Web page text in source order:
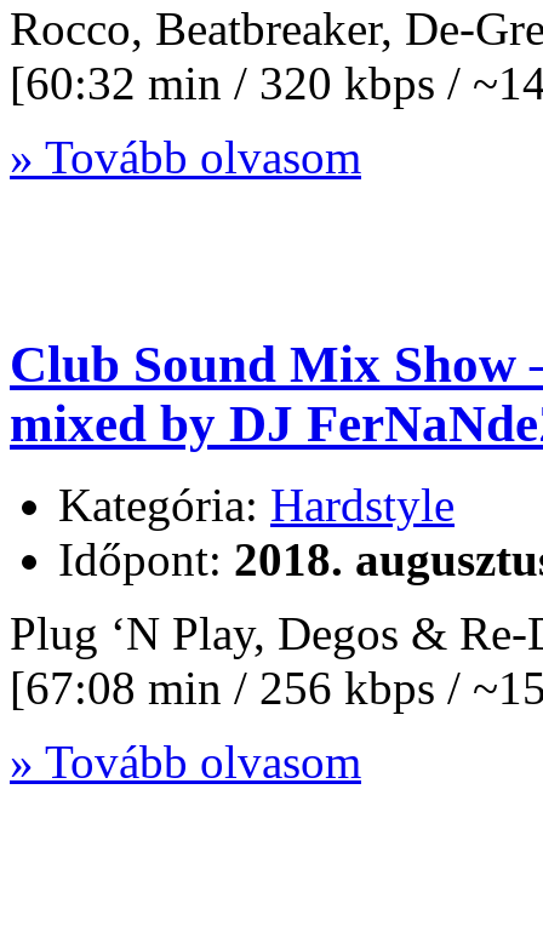
Rocco, Beatbreaker, De-
[60:32 min / 320 kbps /
» Tovább olvasom
Club Sound Mix Show
mixed by DJ
Kategória: Hardstyle
Időpont: 2018.
Plug ‘N Play, Degos &
[67:08 min / 256 kbps /
» Tovább olvasom